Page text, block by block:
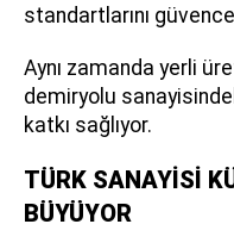
standartlarını
Aynı zamanda yerli
demiryolu
katkı sağlıyor.
TÜRK SANAYİSİ
BÜYÜYOR